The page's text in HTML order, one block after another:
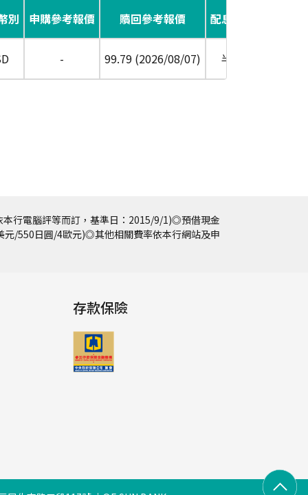
別 申購參考報價 贖回參考報價 配息頻率
- 99.79 (2026/08/07) 半年
行電腦評等而訂，基準日：2015/9/1)◎預借現金
元/550日圓/4歐元)◎其他相關費率依本行網站及申
存款保險